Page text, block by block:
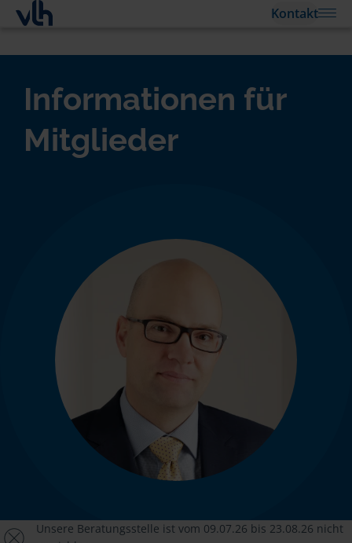
Kontakt
Informationen für
Mitglieder
Unsere Beratungsstelle ist vom 09.07.26 bis 23.08.26 nicht